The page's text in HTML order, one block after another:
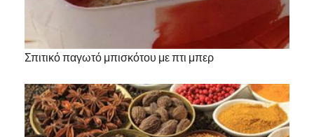
Σπιτικό παγωτό μπισκότου με πτι μπερ